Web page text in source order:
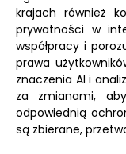
krajach również
prywatności w
współpracy i
prawa
znaczenia AI i
za zmianami,
odpowiednią
są zbierane,